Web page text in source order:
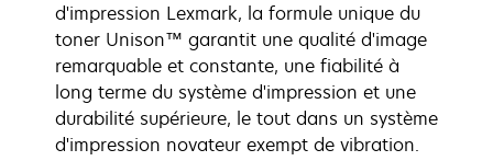
d'impression Lexmark, la formule unique du
toner Unison™ garantit une qualité d'image
remarquable et constante, une fiabilité à
long terme du système d'impression et une
durabilité supérieure, le tout dans un système
d'impression novateur exempt de vibration.